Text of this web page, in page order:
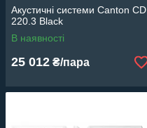
Акустичні системи Canton CD
220.3 Black
В наявності
25 012 ₴/пара